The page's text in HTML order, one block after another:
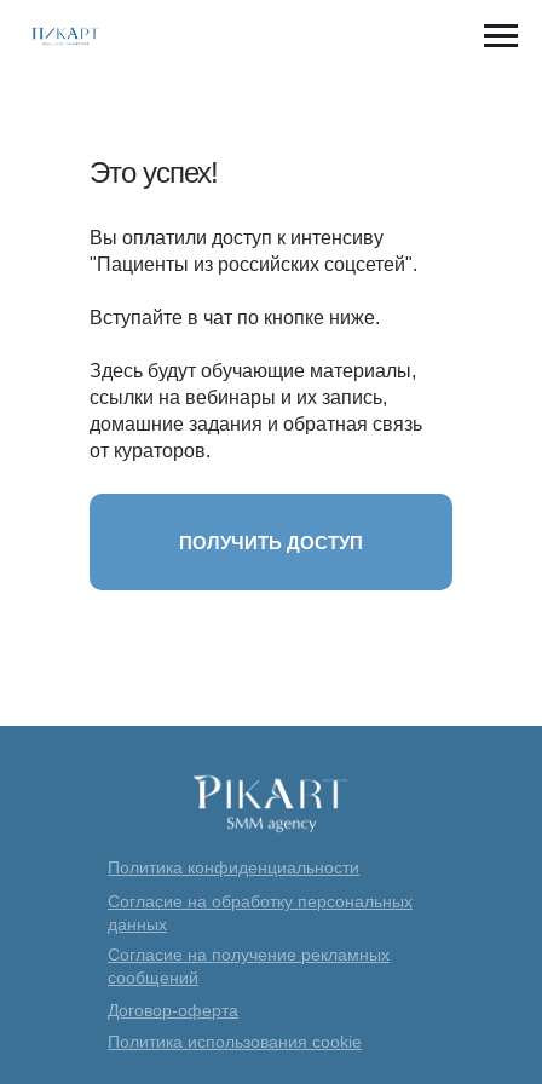
Вы оплатили доступ к интенсиву
"Пациенты из российских соцсетей".
Вступайте в чат по кнопке ниже.
Здесь будут обучающие материалы,
ссылки на вебинары и их запись,
домашние задания и обратная связь
от кураторов.
Это успех!
ПОЛУЧИТЬ ДОСТУП
Политика использования cookie
Договор-оферта
Согласие на получение рекламных
сообщений
Согласие на обработку персональных
данных
Политика конфиденциальности